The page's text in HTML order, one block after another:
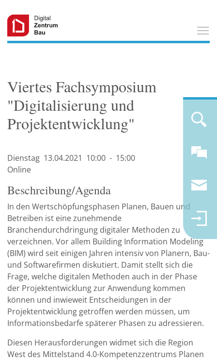
Viertes Fachsymposium
"Digitalisierung und
Projektentwicklung"
Dienstag 13.04.2021 10:00 - 15:00
Online
Beschreibung/Agenda
In den Wertschöpfungsphasen Planen, Bauen und
Betreiben ist eine zunehmende
Branchendurchdringung digitaler Methoden zu
verzeichnen. Vor allem Building Information Modeling
(BIM) wird seit einigen Jahren intensiv von Planern, Bau-
und Softwarefirmen diskutiert. Damit stellt sich die
Frage, welche digitalen Methoden auch in der Phase
der Projektentwicklung zur Anwendung kommen
können und inwieweit Entscheidungen in der
Projektentwicklung getroffen werden müssen, um
Informationsbedarfe späterer Phasen zu adressieren.
Diesen Herausforderungen widmet sich die Region
West des Mittelstand 4.0-Kompetenzzentrums Planen